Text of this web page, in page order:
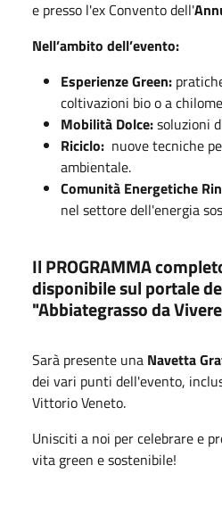
e presso l'ex Convento dell'
Nell’ambito dell’evento:
Esperienze Green:
coltivazioni bio o a
Mobilità Dolce:soluzioni
Riciclo: nuove tecniche
ambientale.
Comunità Energetiche
nel settore dell'energia
Il PROGRAMMA
disponibile sul portale
"Abbiategrasso da
Sarà presente una Navetta
dei vari punti dell'evento,
Vittorio Veneto.
Unisciti a noi per celebrare e
vita green e sostenibile!